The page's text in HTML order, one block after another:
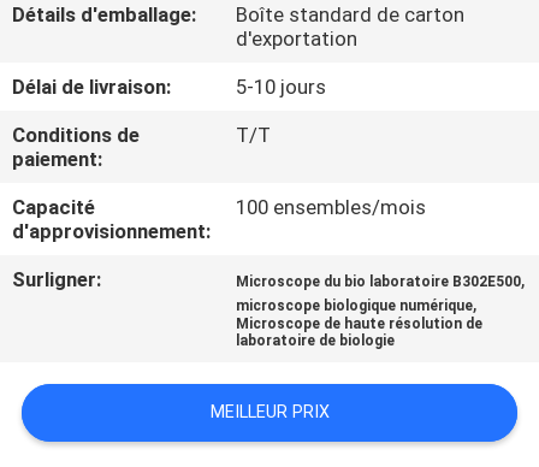
DE
QUALITÉ
CONTACTEZ-
NOUS
CITATION
Détails d'emballage:
Boîte standard de carton
d'exportation
Délai de livraison:
5-10 jours
Conditions de
paiement:
T/T
Capacité
d'approvisionnement:
100 ensembles/mois
Surligner: Microscope du bio laboratoire B302E500,
microscope biologique numérique,
Microscope de haute résolution de
laboratoire de biologie
MEILLEUR PRIX